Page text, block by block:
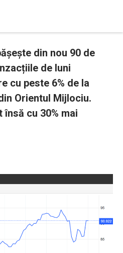
din nou 90 de
de luni
cu peste 6% de la
Orientul Mijlociu.
însă cu 30% mai